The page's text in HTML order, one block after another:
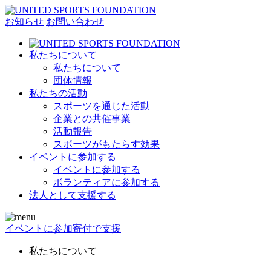
お知らせ お問い合わせ
私たちについて
私たちについて
団体情報
私たちの活動
スポーツを通じた活動
企業との共催事業
活動報告
スポーツがもたらす効果
イベントに参加する
イベントに参加する
ボランティアに参加する
法人として支援する
イベントに参加寄付で支援
私たちについて